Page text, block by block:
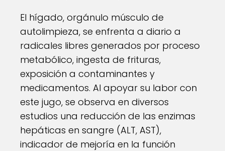
El hígado, orgánulo músculo de
autolimpieza, se enfrenta a diario a
radicales libres generados por proceso
metabólico, ingesta de frituras,
exposición a contaminantes y
medicamentos. Al apoyar su labor con
este jugo, se observa en diversos
estudios una reducción de las enzimas
hepáticas en sangre (ALT, AST),
indicador de mejoría en la función